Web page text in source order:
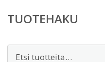
TUOTEHAKU